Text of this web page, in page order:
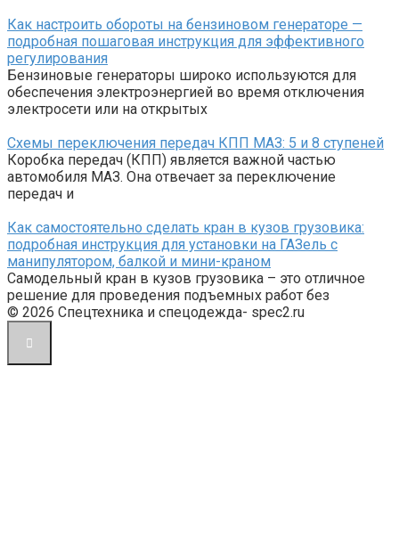
Как настроить обороты на бензиновом генераторе —
подробная пошаговая инструкция для эффективного
регулирования
Бензиновые генераторы широко используются для
обеспечения электроэнергией во время отключения
электросети или на открытых
Схемы переключения передач КПП МАЗ: 5 и 8 ступеней
Коробка передач (КПП) является важной частью
автомобиля МАЗ. Она отвечает за переключение
передач и
Как самостоятельно сделать кран в кузов грузовика:
подробная инструкция для установки на ГАЗель с
манипулятором, балкой и мини-краном
Самодельный кран в кузов грузовика – это отличное
решение для проведения подъемных работ без
© 2026 Спецтехника и спецодежда- spec2.ru